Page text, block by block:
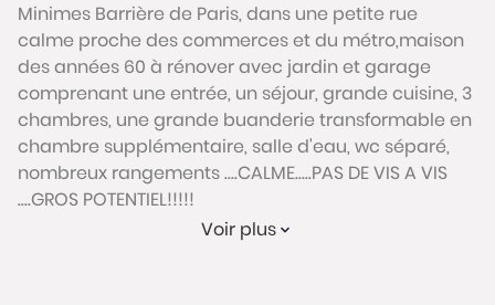
Minimes Barrière de Paris, dans une petite rue
calme proche des commerces et du métro,maison
des années 60 à rénover avec jardin et garage
comprenant une entrée, un séjour, grande cuisine, 3
chambres, une grande buanderie transformable en
chambre supplémentaire, salle d'eau, wc séparé,
nombreux rangements ....CALME.....PAS DE VIS A VIS
....GROS POTENTIEL!!!!!
Voir plus